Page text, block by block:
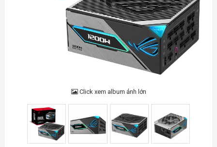
Click xem album ảnh lớn